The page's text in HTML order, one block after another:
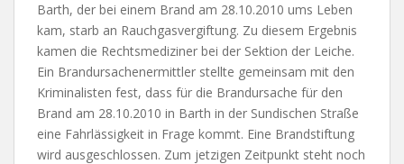
Barth, der bei einem Brand am 28.10.2010 ums Leben
kam, starb an Rauchgasvergiftung. Zu diesem Ergebnis
kamen die Rechtsmediziner bei der Sektion der Leiche.
Ein Brandursachenermittler stellte gemeinsam mit den
Kriminalisten fest, dass für die Brandursache für den
Brand am 28.10.2010 in Barth in der Sundischen Straße
eine Fahrlässigkeit in Frage kommt. Eine Brandstiftung
wird ausgeschlossen. Zum jetzigen Zeitpunkt steht noch